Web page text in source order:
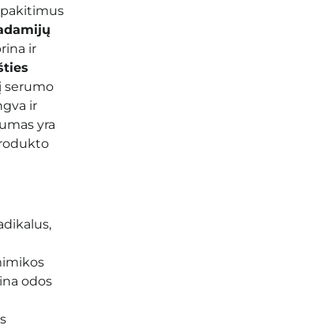
pakitimus
ir
serumo
ir
yra
odos